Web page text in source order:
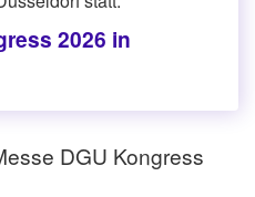
2026 in
DGU Kongress